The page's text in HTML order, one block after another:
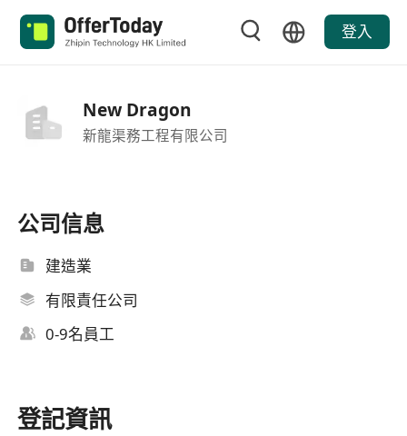
登入
New Dragon
新龍渠務工程有限公司
公司信息
建造業
有限責任公司
0-9名員工
登記資訊